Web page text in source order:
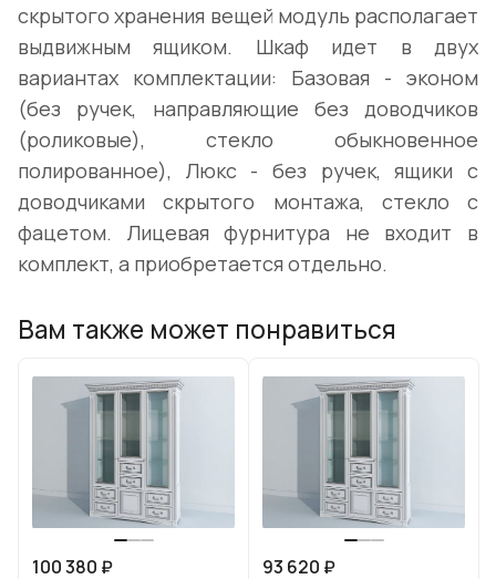
скрытого хранения вещей модуль располагает
выдвижным ящиком. Шкаф идет в двух
вариантах комплектации: Базовая - эконом
(без ручек, направляющие без доводчиков
(роликовые), стекло обыкновенное
полированное), Люкс - без ручек, ящики с
доводчиками скрытого монтажа, стекло с
фацетом. Лицевая фурнитура не входит в
комплект, а приобретается отдельно.
Вам также может понравиться
100 380 ₽
93 620 ₽